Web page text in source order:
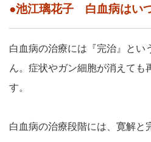
●池江璃花子 白血病はい
白血病の治療には『完治』とい
ん。症状やガン細胞が消えても
す。
白血病の治療段階には、寛解と